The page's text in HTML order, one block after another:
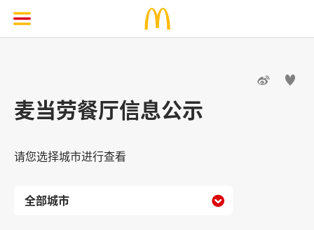
 
麦当劳餐厅信息公示
请您选择城市进行查看
